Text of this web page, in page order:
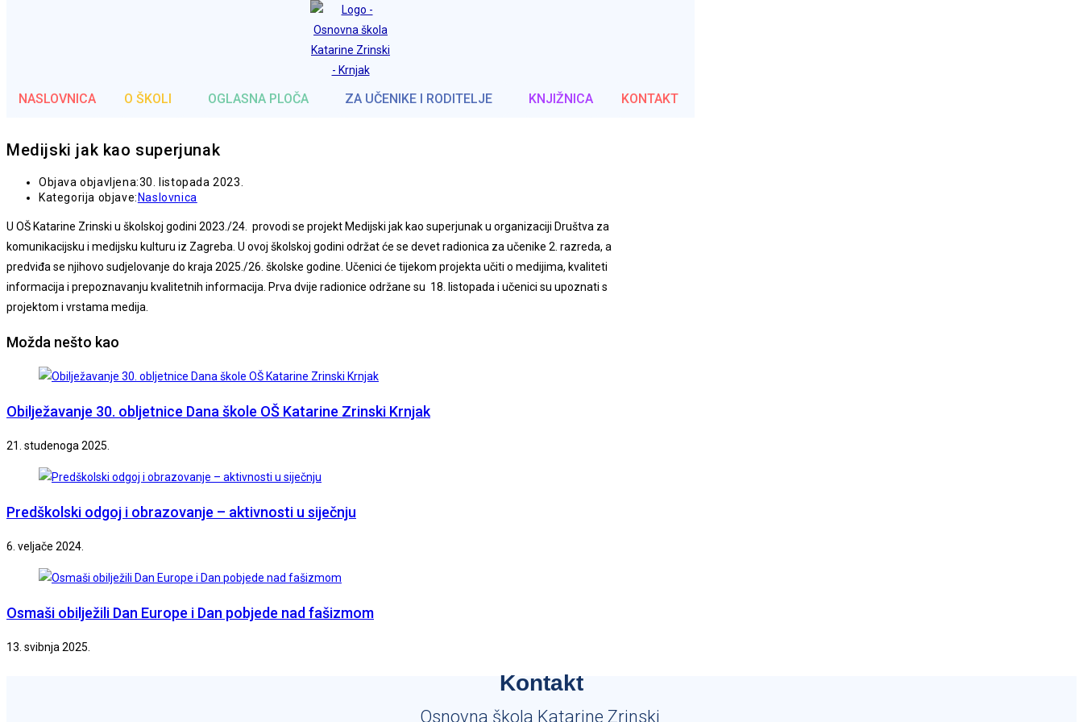
NASLOVNICA O ŠKOLI OGLASNA PLOČA ZA UČENIKE I RODITELJE KNJIŽNICA KONTAKT
Medijski jak kao superjunak
Objava objavljena:30. listopada 2023.
Kategorija objave:Naslovnica
U OŠ Katarine Zrinski u školskoj godini 2023./24. provodi se projekt Medijski jak kao superjunak u organizaciji Društva za
komunikacijsku i medijsku kulturu iz Zagreba. U ovoj školskoj godini održat će se devet radionica za učenike 2. razreda, a
predviđa se njihovo sudjelovanje do kraja 2025./26. školske godine. Učenici će tijekom projekta učiti o medijima, kvaliteti
informacija i prepoznavanju kvalitetnih informacija. Prva dvije radionice održane su 18. listopada i učenici su upoznati s
projektom i vrstama medija.
Možda nešto kao
Obilježavanje 30. obljetnice Dana škole OŠ Katarine Zrinski Krnjak
21. studenoga 2025.
Predškolski odgoj i obrazovanje – aktivnosti u siječnju
6. veljače 2024.
Osmaši obilježili Dan Europe i Dan pobjede nad fašizmom
13. svibnja 2025.
Kontakt
Osnovna škola Katarine Zrinski